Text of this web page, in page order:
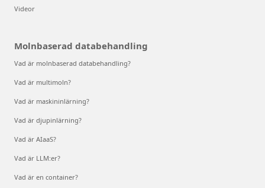
Videor
Molnbaserad databehandling
Vad är molnbaserad databehandling?
Vad är multimoln?
Vad är maskininlärning?
Vad är djupinlärning?
Vad är AIaaS?
Vad är LLM:er?
Vad är en container?